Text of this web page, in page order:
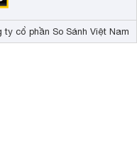
cổ phần So Sánh Việt Nam